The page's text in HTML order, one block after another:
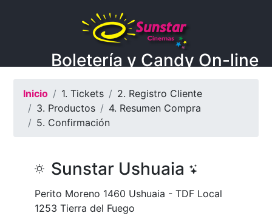
Boletería y Candy On-line
Inicio 1. Tickets
2. Registro Cliente
3. Productos
4. Resumen Compra
5. Confirmación
Sunstar Ushuaia
Perito Moreno 1460 Ushuaia - TDF Local
1253 Tierra del Fuego